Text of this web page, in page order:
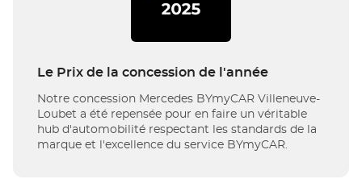
Le Prix de la concession de l'année
Notre concession Mercedes BYmyCAR Villeneuve-
Loubet a été repensée pour en faire un véritable
hub d'automobilité respectant les standards de la
marque et l'excellence du service BYmyCAR.